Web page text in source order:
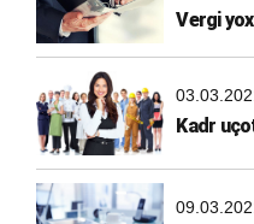
Vergi
Kadr